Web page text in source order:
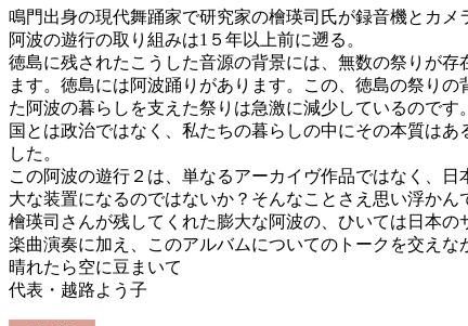
鳴門出身の現代舞踊家で研究家の檜瑛司氏が録音機とカ
阿波の遊行の取り組みは1５年以上前に遡る。
徳島に残されたこうした音源の背景には、無数の祭りが
ます。徳島には阿波踊りがあります。この、徳島の祭り
た阿波の暮らしを支えた祭りは急激に減少しているのです。
国とは政治ではなく、私たちの暮らしの中にその本質は
した。
この阿波の遊行２は、単なるアーカイヴ作品ではなく、
大な装置になるのではないか？そんなことさえ思い浮かん
檜瑛司さんが残してくれた膨大な阿波の、ひいては日本
楽曲演奏に加え、このアルバムについてのトークを交え
晴れたら空に豆まいて
代表・越路よう子